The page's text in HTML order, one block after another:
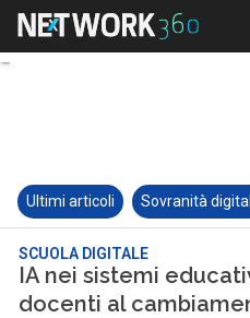
Ultimi articoli Sovranità
SCUOLA DIGITALE
IA nei sistemi
docenti al